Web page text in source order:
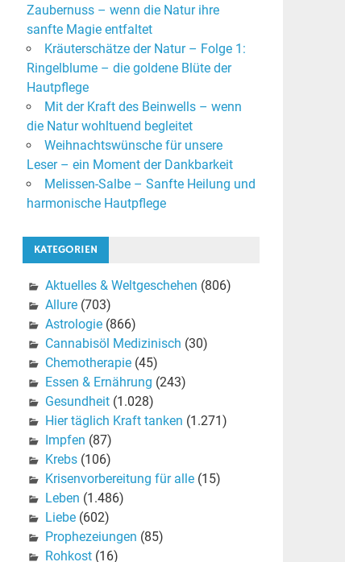
Zaubernuss – wenn die Natur ihre
sanfte Magie entfaltet
Kräuterschätze der Natur – Folge 1:
Ringelblume – die goldene Blüte der
Hautpflege
Mit der Kraft des Beinwells – wenn
die Natur wohltuend begleitet
Weihnachtswünsche für unsere
Leser – ein Moment der Dankbarkeit
Melissen-Salbe – Sanfte Heilung und
harmonische Hautpflege
KATEGORIEN
Aktuelles & Weltgeschehen (806)
Allure(703)
Astrologie(866)
Cannabisöl Medizinisch (30)
Chemotherapie(45)
Essen & Ernährung (243)
Gesundheit(1.028)
Hier täglich Kraft tanken (1.271)
Impfen (87)
Krebs(106)
Krisenvorbereitung für alle(15)
Leben (1.486)
Liebe(602)
Prophezeiungen (85)
Rohkost(16)